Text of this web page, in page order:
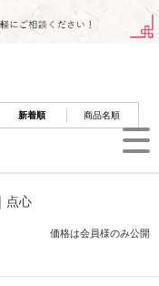
新着順 商品名順
点心
価格は会員様のみ公開